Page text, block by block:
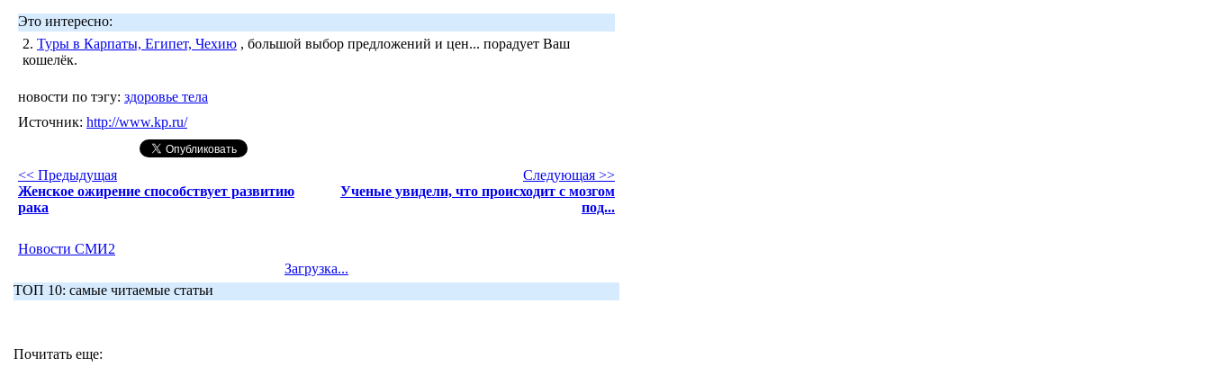
Это интересно:
2. Туры в Карпаты, Египет, Чехию , большой выбор предложений и цен... порадует Ваш
кошелёк.
новости по тэгу: здоровье тела
Источник: http://www.kp.ru/
<< Предыдущая
Женское ожирение способствует развитию
рака
Следующая >>
Ученые увидели, что происходит с мозгом
под...
Новости СМИ2
Загрузка...
ТОП 10: самые читаемые статьи
Почитать еще: